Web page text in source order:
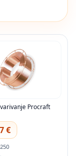
Procraft
€